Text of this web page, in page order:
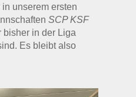
unserem ersten
SCP KSF
bisher in der Liga
Es bleibt also